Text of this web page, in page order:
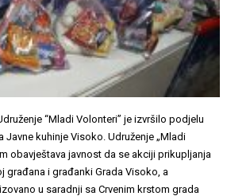
“Mladi Volonteri” je izvršilo podjelu
kuhinje Visoko. Udruženje „Mladi
obavještava javnost da se akciji prikupljanja
građana i građanki Grada Visoko, a
u saradnji sa Crvenim krstom grada